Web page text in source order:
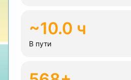
~10.0 ч
В пути